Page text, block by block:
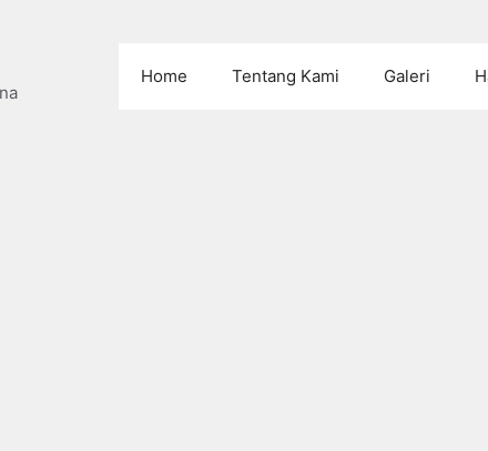
Home Tentang Kami Galeri